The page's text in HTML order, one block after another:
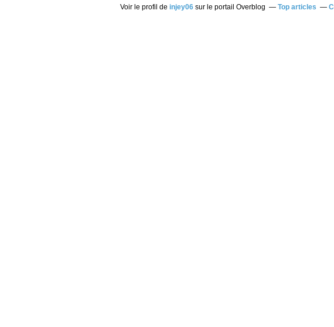
Voir le profil de injey06 sur le portail Overblog Top articles